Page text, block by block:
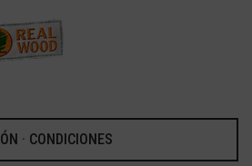
· CONDICIONES